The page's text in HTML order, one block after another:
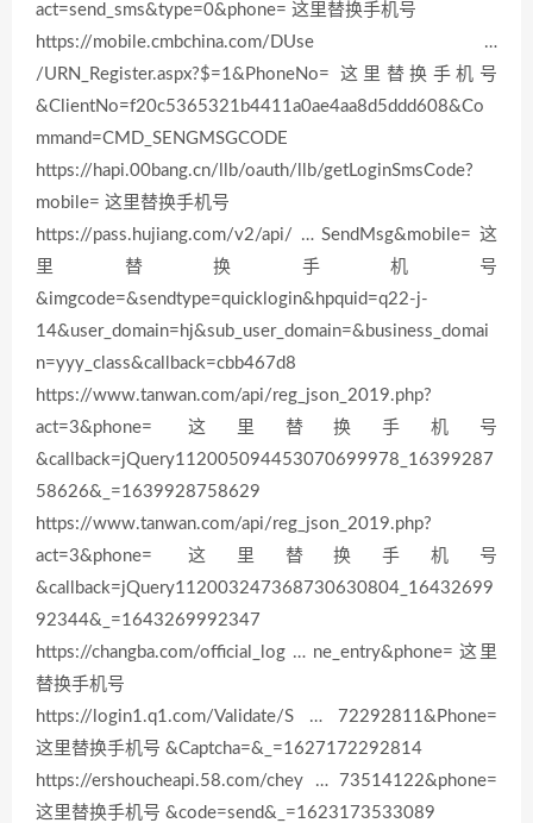
act=send_sms&type=0&phone= 这里替换手机号
https://mobile.cmbchina.com/DUse …
/URN_Register.aspx?$=1&PhoneNo= 这里替换手机号
&ClientNo=f20c5365321b4411a0ae4aa8d5ddd608&Co
mmand=CMD_SENGMSGCODE
https://hapi.00bang.cn/llb/oauth/llb/getLoginSmsCode?
mobile= 这里替换手机号
https://pass.hujiang.com/v2/api/ … SendMsg&mobile= 这
里替换手机号
&imgcode=&sendtype=quicklogin&hpquid=q22-j-
14&user_domain=hj&sub_user_domain=&business_domai
n=yyy_class&callback=cbb467d8
https://www.tanwan.com/api/reg_json_2019.php?
act=3&phone= 这里替换手机号
&callback=jQuery112005094453070699978_16399287
58626&_=1639928758629
https://www.tanwan.com/api/reg_json_2019.php?
act=3&phone= 这里替换手机号
&callback=jQuery112003247368730630804_16432699
92344&_=1643269992347
https://changba.com/official_log … ne_entry&phone= 这里
替换手机号
https://login1.q1.com/Validate/S … 72292811&Phone=
这里替换手机号 &Captcha=&_=1627172292814
https://ershoucheapi.58.com/chey … 73514122&phone=
这里替换手机号 &code=send&_=1623173533089